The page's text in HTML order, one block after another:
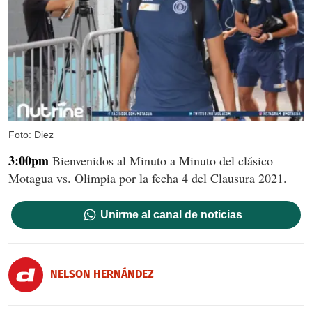
Foto: Diez
3:00pm Bienvenidos al Minuto a Minuto del clásico
Motagua vs. Olimpia por la fecha 4 del Clausura 2021.
Unirme al canal de noticias
NELSON HERNÁNDEZ